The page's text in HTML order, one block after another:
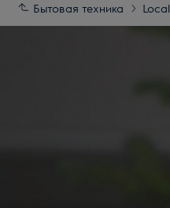
Бытовая техника Local